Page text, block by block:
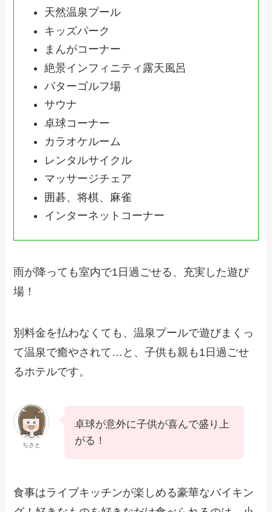
天然温泉プール
キッズパーク
まんがコーナー
絶景インフィニティ露天風呂
パターゴルフ場
サウナ
卓球コーナー
カラオケルーム
レンタルサイクル
マッサージチェア
囲碁、将棋、麻雀
インターネットコーナー
雨が降っても室内で1日過ごせる、充実した遊び
場！
別料金を払わなくても、温泉プールで遊びまくっ
て温泉で癒やされて…と、子供も親も1日過ごせ
るホテルです。
ちさと
卓球が意外に子供が喜んで盛り上
がる！
食事はライブキッチンが楽しめる豪華なバイキン